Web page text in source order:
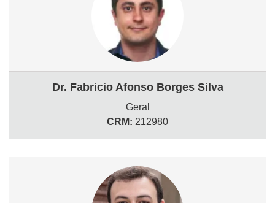
Dr. Fabricio Afonso Borges Silva
Geral
CRM: 212980